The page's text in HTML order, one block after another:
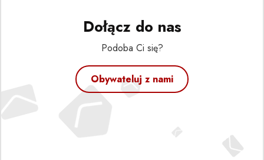
Dołącz do nas
Podoba Ci się?
Obywateluj z nami